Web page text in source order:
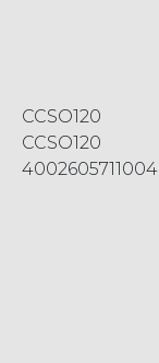
CCSO120
CCSO120
4002605711004